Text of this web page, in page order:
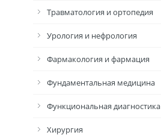
Травматология и ортопедия
Урология и нефрология
Фармакология и фармация
Фундаментальная медицина
Функциональная диагностика
Хирургия